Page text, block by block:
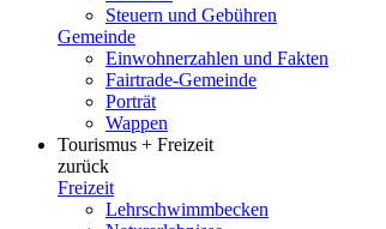
Steuern und Gebühren
Gemeinde
Einwohnerzahlen und Fakten
Fairtrade-Gemeinde
Porträt
Wappen
Tourismus + Freizeit
zurück
Freizeit
Lehrschwimmbecken